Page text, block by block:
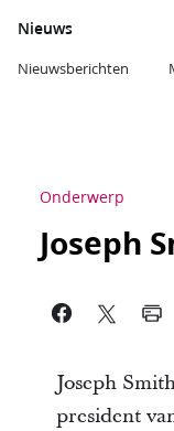
Nieuws
Nieuwsberichten
Onderwerp
Joseph
Joseph
president